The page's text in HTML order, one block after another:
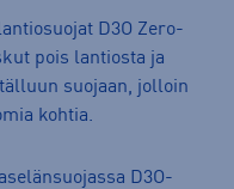
D3O Zero-
pois lantiosta ja
suojaan, jolloin
kohtia.
D3O-